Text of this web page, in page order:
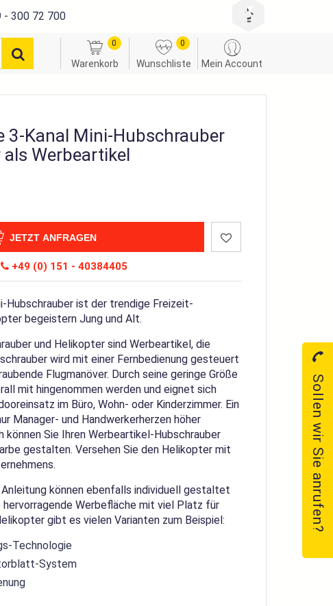
- 300 72 700
Warenkorb
0
Wunschliste
0
Mein Account
3-Kanal Mini-Hubschrauber
Werbeartikel
JETZT ANFRAGEN
+49 (0) 151 - 40384405
Hubschrauber ist der trendige Freizeit-
begeistern Jung und Alt.
und Helikopter sind Werbeartikel, die
wird mit einer Fernbedienung gesteuert
Flugmanöver. Durch seine geringe Größe
mit hingenommen werden und eignet sich
im Büro, Wohn- oder Kinderzimmer. Ein
Manager- und Handwerkerherzen höher
können Sie Ihren Werbeartikel-Hubschrauber
gestalten. Versehen Sie den Helikopter mit
Anleitung können ebenfalls individuell gestaltet
Werbefläche mit viel Platz für
gibt es vielen Varianten zum Beispiel:
Technologie
System
Sollen wir Sie anrufen?